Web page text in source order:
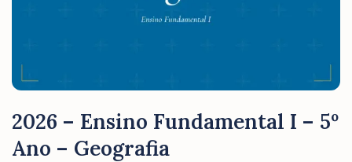
2026 – Ensino Fundamental I – 5º
Ano – Geografia